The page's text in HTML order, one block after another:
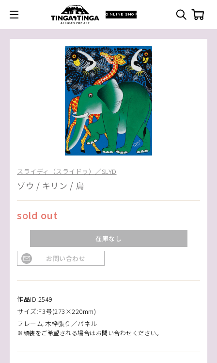
ONLINE SHOP
スライディ（スライドゥ）／SLYD
ゾウ / キリン / 鳥
sold out
在庫なし
お問い合わせ
作品ID:2549
サイズ:F3号(273×220mm)
フレーム:木枠張り／パネル
※額装をご希望される場合はお問い合わせください。